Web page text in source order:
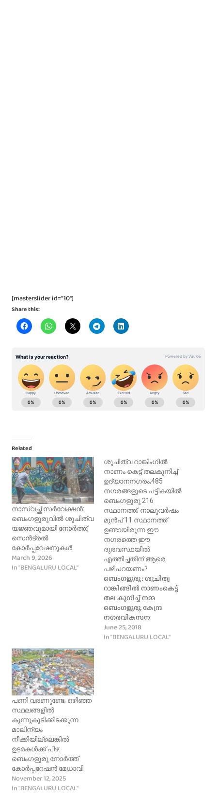
[masterslider id="10"]
Share this:
Related
നാസ്വച്ഛ് സർവേക്ഷൻ:
ബെംഗളൂരുവിൽ ശുചിത്വ
യജ്ഞവുമായി നോർത്ത്,
സെൻട്രൽ
കോർപ്പറേഷനുകൾ
March 9, 2026
In "BENGALURU LOCAL"
ശുചിത്വ റാങ്കിംഗിൽ
നാണം കെട്ട് തലകുനിച്ച്
ഉദ്യാനനഗരം;485
നഗരങ്ങളുടെ പട്ടികയിൽ
ബെംഗളൂരു 216
സ്ഥാനത്ത്; നാലുവർഷം
മുൻപ് 11 സ്ഥാനത്ത്
ഉണ്ടായിരുന്ന ഈ
നഗരത്തെ ഈ
ദുരവസ്ഥയിൽ
എത്തിച്ചതിന് ആരെ
പഴിപറയണം?
ബെംഗളൂരു : ശുചിത്വ
റാങ്കിങ്ങിൽ നാണംകെട്ട്
തല കുനിച്ച് നമ്മ
ബെംഗളൂരു. കേന്ദ്ര
നഗരവികസന
മന്ത്രാലയത്തിന്റെ സ്വച്ഛ്
സർവേക്ഷൺ–2018
June 25, 2018
In "BENGALURU LOCAL"
പണി വരണുണ്ടേ; ഒഴിഞ്ഞ
സ്ഥലങ്ങളില്‍
കുന്നുകൂടിക്കിടക്കുന്ന
മാലിന്യം
നീക്കിയില്ലെങ്കില്‍
ഉടമകൾക്ക് പിഴ:
ബെംഗളൂരു നോർത്ത്
കോർപ്പറേഷൻ മേധാവി
November 12, 2025
In "BENGALURU LOCAL"